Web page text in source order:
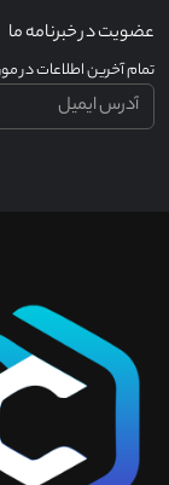
عضویت در خبرنامه ما
تمام آخرین اطلاعات در